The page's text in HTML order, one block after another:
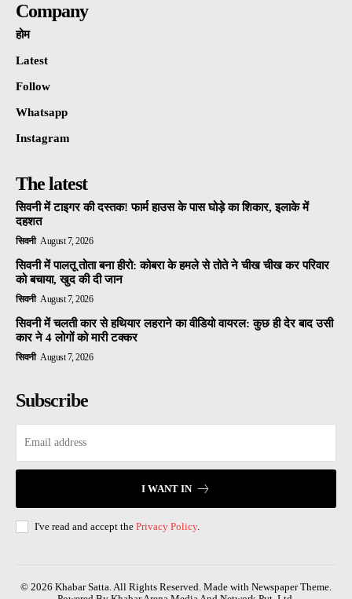
Company
होम
Latest
Follow
Whatsapp
Instagram
The latest
सिवनी में टाइगर की दस्तक! फार्म हाउस के पास घोड़े का शिकार, इलाके में
दहशत
सिवनी August 7, 2026
सिवनी में पालतू तोता बना हीरो: कोबरा के हमले से तोते ने चीख चीख कर परिवार
को बचाया, खुद की दी जान
सिवनी August 7, 2026
सिवनी में चलती कार से हथियार लहराने का वीडियो वायरल: कुछ ही देर बाद उसी
कार ने 4 लोगों को मारी टक्कर
सिवनी August 7, 2026
Subscribe
I WANT IN
I've read and accept the Privacy Policy.
© 2026 Khabar Satta. All Rights Reserved. Made with Newspaper Theme.